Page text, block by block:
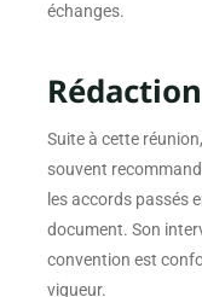
échanges.
Suite à cette
souvent
les accords passés
document. Son
convention est
vigueur.